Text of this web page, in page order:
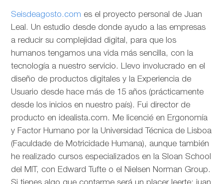
Seisdeagosto.com es el proyecto personal de Juan
Leal. Un estudio desde donde ayudo a las empresas
a reducir su complejidad digital, para que los
humanos tengamos una vida más sencilla, con la
tecnología a nuestro servicio. Llevo involucrado en el
diseño de productos digitales y la Experiencia de
Usuario desde hace más de 15 años (prácticamente
desde los inicios en nuestro país). Fui director de
producto en idealista.com. Me licencié en Ergonomía
y Factor Humano por la Universidad Técnica de Lisboa
(Faculdade de Motricidade Humana), aunque también
he realizado cursos especializados en la Sloan School
del MIT, con Edward Tufte o el Nielsen Norman Group.